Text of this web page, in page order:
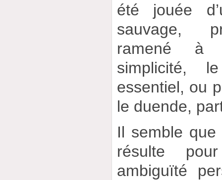
été jouée
sauvage,
ramené à
simplicité,
essentiel, ou
le duende,
Il semble
résulte
ambiguïté